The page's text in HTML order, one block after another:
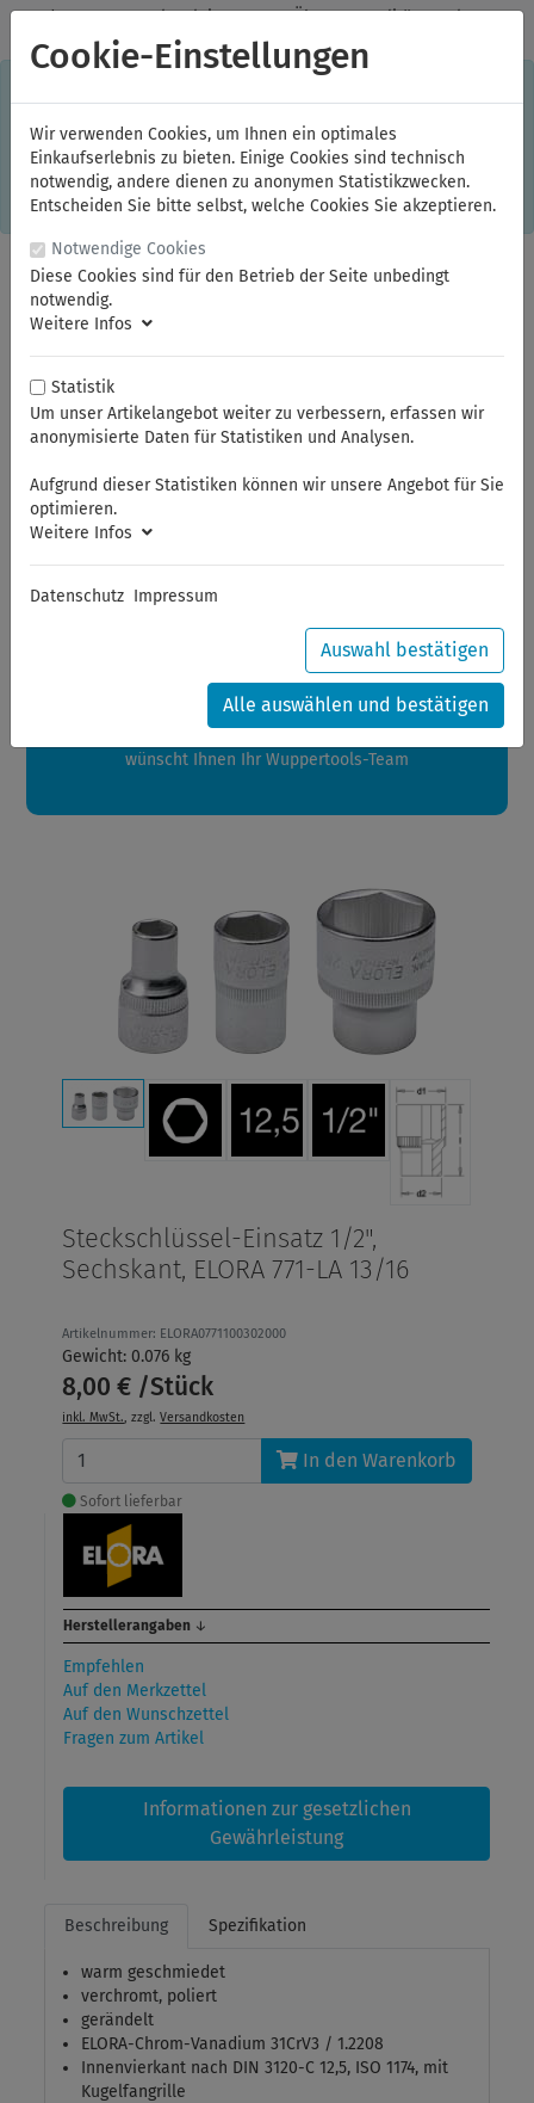
✓Jeden Monat starke Aktionen ✓Über 20 Qualitätsmarken ✓
Kostenlose Lieferung im Inland ab 150,00 Euro Bruttowarenwert
Einkaufserlebnis. Dabei werden beispielsweise die Session-
Informationen oder die Spracheinstellung auf Ihrem Rechner
gespeichert. Ohne Cookies ist der Funktionsumfang des
Online-Shops eingeschränkt. Sind Sie damit nicht
einverstanden, klicken Sie bitte hier.
Steckschlüssel-Sortiment 1/2"
Steckschlüssel-Einsätze 1/2"
Sommerferien
zwischen 28.07.2026 und 21.08.2026 machen auch wir
Ihre Bestellungen in diesem Zeitraum werden ab dem
24.08.2026 verschickt.
wünscht Ihnen Ihr Wuppertools-Team
Steckschlüssel-Einsatz 1/2",
Sechskant, ELORA 771-LA 13/16
Artikelnummer: ELORA0771100302000
Gewicht: 0.076 kg
8,00 € /Stück
inkl. MwSt., zzgl.Versandkosten
In den Warenkorb
Sofort lieferbar
Herstellerangaben ↓
Empfehlen
Auf den Merkzettel
Auf den Wunschzettel
Fragen zum Artikel
Informationen zur gesetzlichen
Gewährleistung
Beschreibung Spezifikation
warm geschmiedet
verchromt, poliert
gerändelt
ELORA-Chrom-Vanadium 31CrV3 / 1.2208
Innenvierkant nach DIN 3120-C 12,5, ISO 1174, mit
Kugelfangrille
Cookie-Einstellungen
Wir verwenden Cookies, um Ihnen ein optimales
Einkaufserlebnis zu bieten. Einige Cookies sind technisch
notwendig, andere dienen zu anonymen Statistikzwecken.
Entscheiden Sie bitte selbst, welche Cookies Sie akzeptieren.
Notwendige Cookies
Diese Cookies sind für den Betrieb der Seite unbedingt
notwendig.
Weitere Infos
Statistik
Um unser Artikelangebot weiter zu verbessern, erfassen wir
anonymisierte Daten für Statistiken und Analysen.
Aufgrund dieser Statistiken können wir unsere Angebot für Sie
optimieren.
Weitere Infos
Datenschutz Impressum
Auswahl bestätigen
Alle auswählen und bestätigen